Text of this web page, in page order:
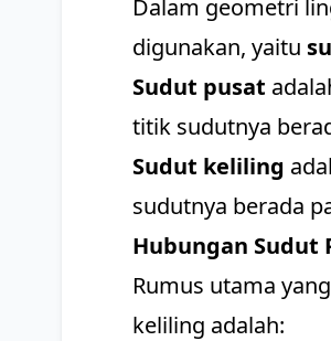
Dalam geometri
digunakan, yaitu
Sudut pusat
titik sudutnya
Sudut keliling
sudutnya berada
Hubungan Sudut
Rumus utama
keliling adalah: